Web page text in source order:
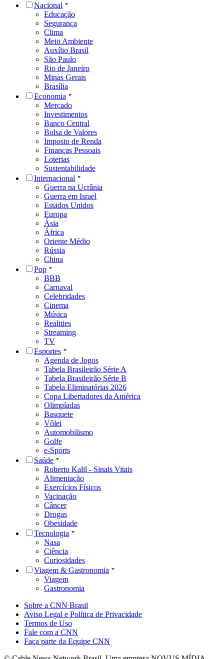
Nacional
Educação
Segurança
Clima
Meio Ambiente
Auxílio Brasil
São Paulo
Rio de Janeiro
Minas Gerais
Brasília
Economia
Mercado
Investimentos
Banco Central
Bolsa de Valores
Imposto de Renda
Finanças Pessoais
Loterias
Sustentabilidade
Internacional
Guerra na Ucrânia
Guerra em Israel
Estados Unidos
Europa
Ásia
África
Oriente Médio
Rússia
China
Pop
BBB
Carnaval
Celebridades
Cinema
Música
Realities
Streaming
TV
Esportes
Agenda de Jogos
Tabela Brasileirão Série A
Tabela Brasileirão Série B
Tabela Eliminatórias 2026
Copa Libertadores da América
Olimpíadas
Basquete
Vôlei
Automobilismo
Golfe
e-Sports
Saúde
Roberto Kalil - Sinais Vitais
Alimentação
Exercícios Físicos
Vacinação
Câncer
Drogas
Obesidade
Tecnologia
Nasa
Ciência
Curiosidades
Viagem & Gastronomia
Viagem
Gastronomia
Sobre a CNN Brasil
Aviso Legal e Política de Privacidade
Termos de Uso
Fale com a CNN
Faça parte da Equipe CNN